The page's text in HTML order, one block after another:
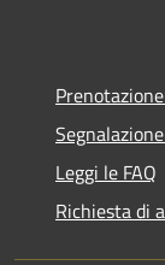
Leggi le FAQ
Richiesta di